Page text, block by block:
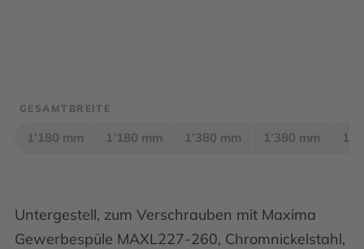
Untergestell, zum Verschrauben mit Maxima
Gewerbespüle MAXL227-260, Chromnickelstahl,
GESAMTBREITE
1’180 mm 1’180 mm 1’380 mm 1’380 mm